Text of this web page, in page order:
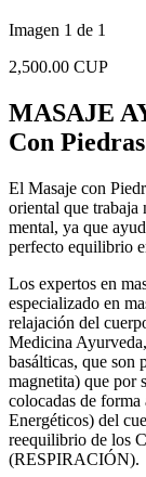
Imagen 1 de 1
2,500.00 CUP
MASAJE
Con
El Masaje con
oriental que trabaja
mental, ya que
perfecto equilibrio
Los expertos en
especializado en
relajación del
Medicina
basálticas, que
magnetita) que por
colocadas de
Energéticos) del
reequilibrio de los
(RESPIRACIÓN).